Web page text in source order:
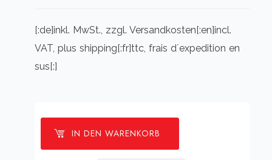
[:de]inkl. MwSt., zzgl. Versandkosten[:en]incl.
VAT, plus shipping[:fr]ttc, frais d´expedition en
sus[:]
IN DEN WARENKORB